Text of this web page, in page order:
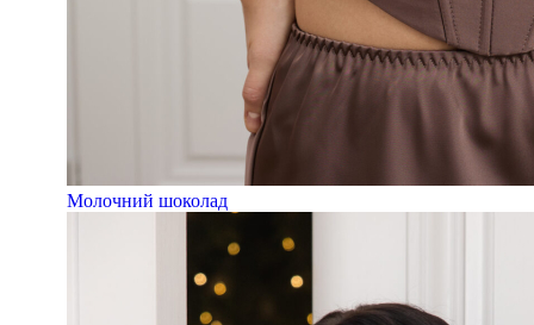
Молочний шоколад